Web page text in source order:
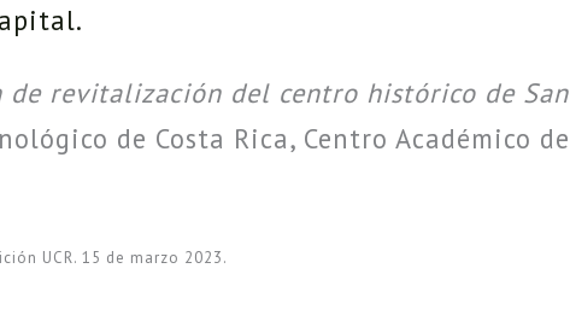
de revitalización del centro histórico de San
de Costa Rica, Centro Académico de
UCR. 15 de marzo 2023.